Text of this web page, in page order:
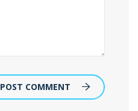
POST COMMENT